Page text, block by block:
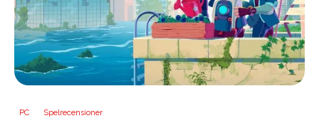
PC Spelrecensioner